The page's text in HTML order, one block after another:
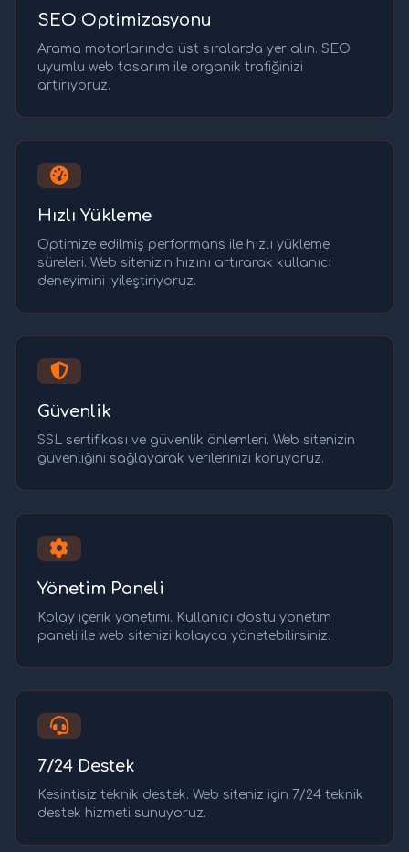
SEO Optimizasyonu
Arama motorlarında üst sıralarda yer alın. SEO
uyumlu web tasarım ile organik trafiğinizi
artırıyoruz.
Hızlı Yükleme
Optimize edilmiş performans ile hızlı yükleme
süreleri. Web sitenizin hızını artırarak kullanıcı
deneyimini iyileştiriyoruz.
Güvenlik
SSL sertifikası ve güvenlik önlemleri. Web sitenizin
güvenliğini sağlayarak verilerinizi koruyoruz.
Yönetim Paneli
Kolay içerik yönetimi. Kullanıcı dostu yönetim
paneli ile web sitenizi kolayca yönetebilirsiniz.
7/24 Destek
Kesintisiz teknik destek. Web siteniz için 7/24 teknik
destek hizmeti sunuyoruz.